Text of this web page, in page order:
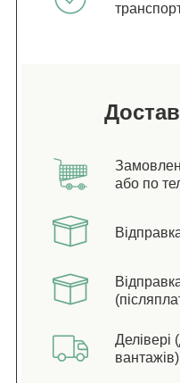
або по
Делівері